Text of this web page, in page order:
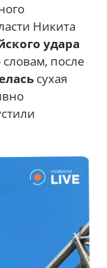
Никита
удара
после
сухая